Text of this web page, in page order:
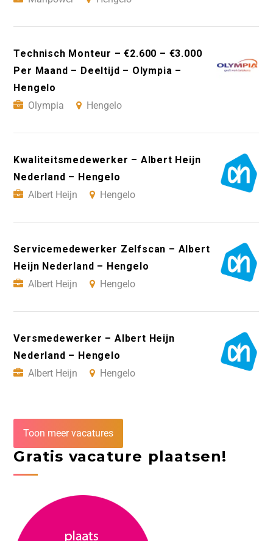
Technisch Monteur – €2.600 – €3.000
Per Maand – Deeltijd – Olympia –
Hengelo
Olympia
Hengelo
Kwaliteitsmedewerker – Albert Heijn
Nederland – Hengelo
Albert Heijn
Hengelo
Servicemedewerker Zelfscan – Albert
Heijn Nederland – Hengelo
Albert Heijn
Hengelo
Versmedewerker – Albert Heijn
Nederland – Hengelo
Albert Heijn
Hengelo
Toon meer vacatures
Gratis vacature plaatsen!